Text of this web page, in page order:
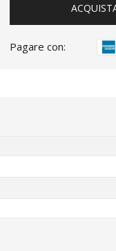
Pagare con: